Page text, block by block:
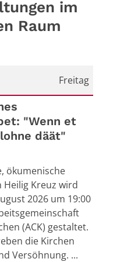
im
Raum
Freitag
2026
"Wenn et
däät"
ökumenische
Heilig Kreuz wird
2026 um 19:00
(ACK) gestaltet.
die Kirchen
Versöhnung. ...